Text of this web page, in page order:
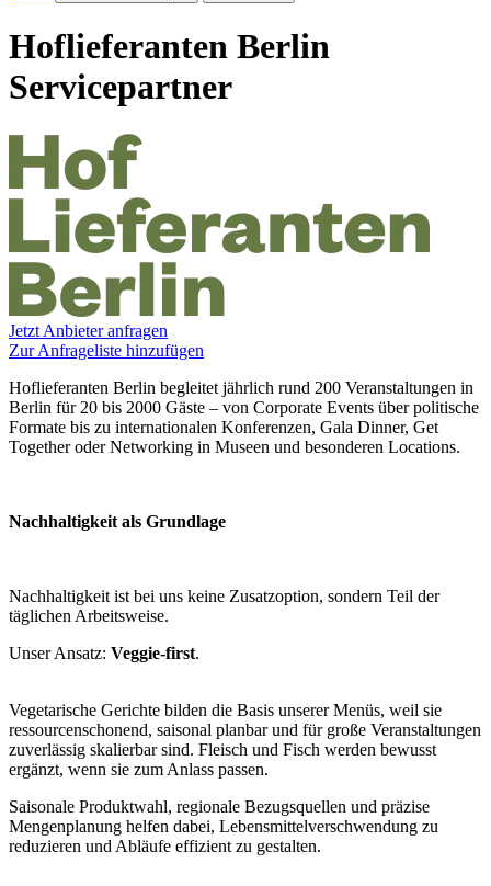
Hoflieferanten Berlin
Servicepartner
Jetzt Anbieter anfragen
Zur Anfrageliste hinzufügen
Hoflieferanten Berlin begleitet jährlich rund 200 Veranstaltungen in
Berlin für 20 bis 2000 Gäste – von Corporate Events über politische
Formate bis zu internationalen Konferenzen, Gala Dinner, Get
Together oder Networking in Museen und besonderen Locations.
Nachhaltigkeit als Grundlage
Nachhaltigkeit ist bei uns keine Zusatzoption, sondern Teil der
täglichen Arbeitsweise.
Unser Ansatz: Veggie-first.
Vegetarische Gerichte bilden die Basis unserer Menüs, weil sie
ressourcenschonend, saisonal planbar und für große Veranstaltungen
zuverlässig skalierbar sind. Fleisch und Fisch werden bewusst
ergänzt, wenn sie zum Anlass passen.
Saisonale Produktwahl, regionale Bezugsquellen und präzise
Mengenplanung helfen dabei, Lebensmittelverschwendung zu
reduzieren und Abläufe effizient zu gestalten.